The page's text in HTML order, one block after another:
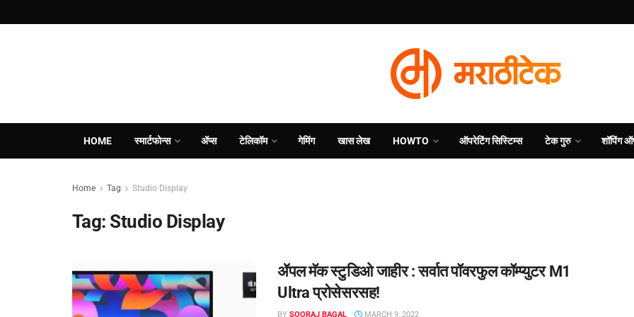
HOME स्मार्टफोन्स ॲप्स टेलिकॉम गेमिंग खास लेख HOWTO ऑपरेटिंग सिस्टिम्स टेक गुरु शॉपिंग
Home Tag Studio Display
Tag: Studio Display
ॲपल मॅक स्टुडिओ जाहीर : सर्वात पॉवरफुल कॉम्प्युटर M1
Ultra प्रोसेसरसह!
BY SOORAJ BAGAL MARCH 9, 2022